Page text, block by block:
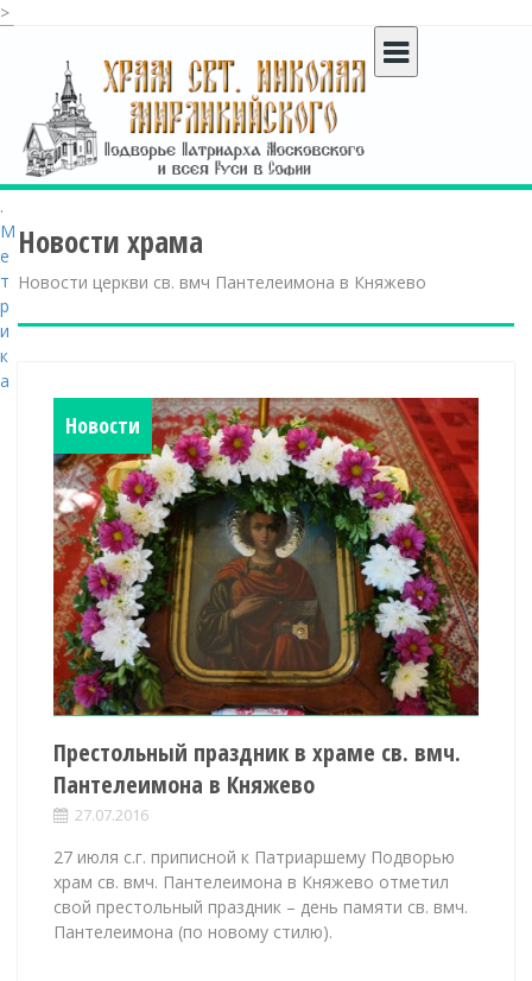
>
c
o
n
t
e
n
t
Новости храма
Новости церкви св. вмч Пантелеимона в Княжево
Новости
Престольный праздник в храме св. вмч.
Пантелеимона в Княжево
27.07.2016
27 июля с.г. приписной к Патриаршему Подворью
храм св. вмч. Пантелеимона в Княжево отметил
свой престольный праздник – день памяти св. вмч.
Пантелеимона (по новому стилю).